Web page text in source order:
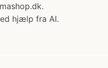
hjælp fra AI.